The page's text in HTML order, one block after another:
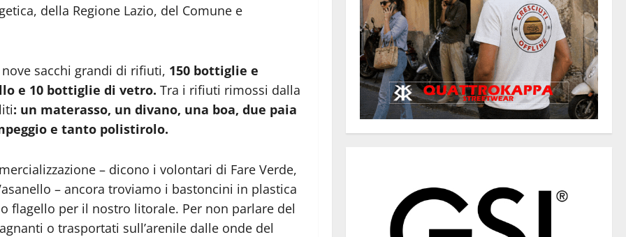
della Regione Lazio, del Comune e
sacchi grandi di rifiuti, 150 bottiglie e
e 10 bottiglie di vetro. Tra i rifiuti rimossi dalla
: un materasso, un divano, una boa, due paia
e tanto polistirolo.
– dicono i volontari di Fare Verde,
– ancora troviamo i bastoncini in plastica
flagello per il nostro litorale. Per non parlare del
o trasportati sull’arenile dalle onde del